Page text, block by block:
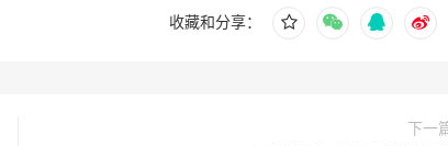
收藏和分享：
下一